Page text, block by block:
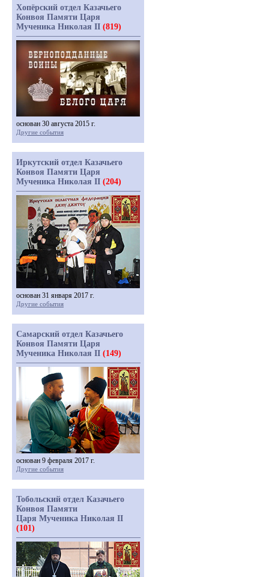
Хопёрский отдел Казачьего
Конвоя Памяти Царя
Мученика Николая II (819)
основан 30 августа 2015 г.
Другие события
Иркутский отдел Казачьего
Конвоя Памяти Царя
Мученика Николая II (204)
основан 31 января 2017 г.
Другие события
Самарский отдел Казачьего
Конвоя Памяти Царя
Мученика Николая II (149)
основан 9 февраля 2017 г.
Другие события
Тобольский отдел Казачьего
Конвоя Памяти
Царя Мученика Николая II
(101)